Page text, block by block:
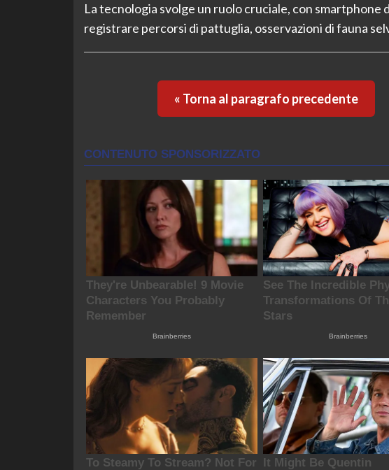
La tecnologia svolge un ruolo cruciale, con smartphone
registrare percorsi di pattuglia, osservazioni di fauna
« Torna al paragrafo precedente